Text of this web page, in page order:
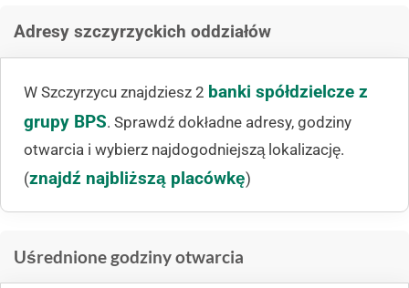
Adresy szczyrzyckich oddziałów
W Szczyrzycu znajdziesz 2 banki spółdzielcze z
grupy BPS. Sprawdź dokładne adresy, godziny
otwarcia i wybierz najdogodniejszą lokalizację.
(znajdź najbliższą placówkę)
Uśrednione godziny otwarcia